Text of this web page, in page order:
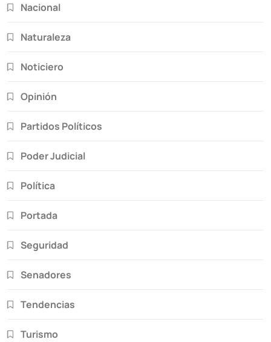
Nacional
Naturaleza
Noticiero
Opinión
Partidos Políticos
Poder Judicial
Política
Portada
Seguridad
Senadores
Tendencias
Turismo